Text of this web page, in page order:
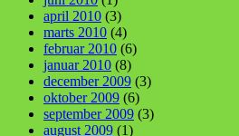
april 2010 (3)
marts 2010 (4)
februar 2010 (6)
januar 2010 (8)
december 2009 (3)
oktober 2009 (6)
september 2009 (3)
august 2009 (1)